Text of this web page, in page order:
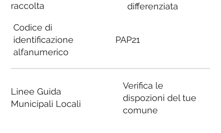
raccolta
Codice di
identificazione
alfanumerico
Linee Guida
Municipali Locali
differenziata
PAP21
Verifica le
dispozioni del tue
comune